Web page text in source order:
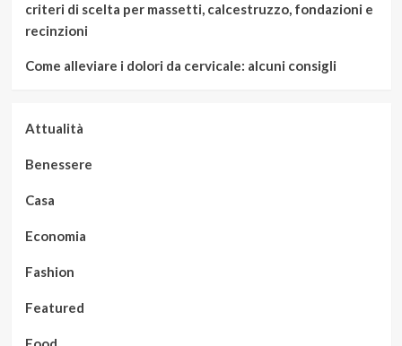
criteri di scelta per massetti, calcestruzzo, fondazioni e
recinzioni
Come alleviare i dolori da cervicale: alcuni consigli
Attualità
Benessere
Casa
Economia
Fashion
Featured